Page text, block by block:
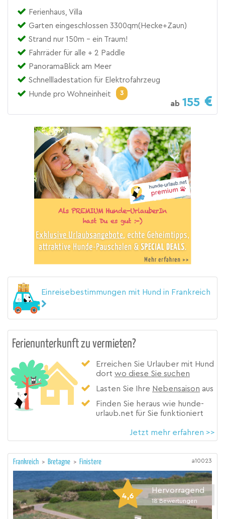
Ferienhaus, Villa
Garten eingeschlossen 3300qm(Hecke+Zaun)
Strand nur 150m - ein Traum!
Fahrräder für alle + 2 Paddle
PanoramaBlick am Meer
Schnellladestation für Elektrofahrzeug
Hunde pro Wohneinheit
3
ab 155
Einreisebestimmungen mit Hund in Frankreich
Ferienunterkunft zu vermieten?
Erreichen Sie Urlauber mit Hund
dort wo diese Sie suchen
Lasten Sie Ihre Nebensaison aus
Finden Sie heraus wie hunde-
urlaub.net für Sie funktioniert
Jetzt mehr erfahren >>
Frankreich > Bretagne > Finistere a10023
4,6
Hervorragend
18 Bewertungen